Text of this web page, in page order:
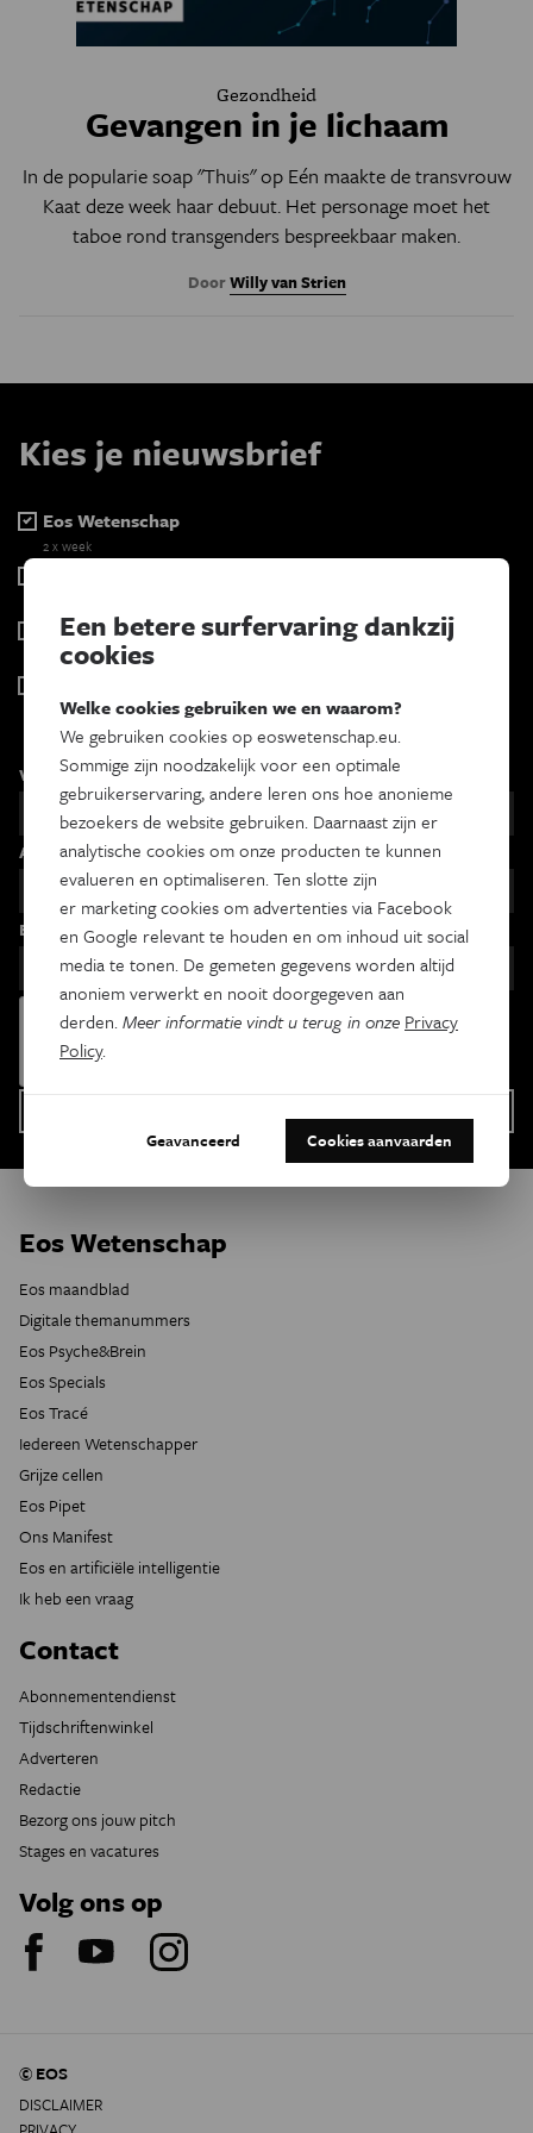
Gezondheid
Gevangen in je lichaam
In de popularie soap "Thuis" op Eén maakte de transvrouw
Kaat deze week haar debuut. Het personage moet het
taboe rond transgenders bespreekbaar maken.
DoorWilly van Strien
Kies je nieuwsbrief
Eos Wetenschap
2 x week
Psyche & brein
Tweewekelijks
Maandelijks
Voornaam
Achternaam
Email
Eos Wetenschap
Eos maandblad
Digitale themanummers
Eos Psyche&Brein
Eos Specials
Eos Tracé
Iedereen Wetenschapper
Grijze cellen
Eos Pipet
Ons Manifest
Eos en artificiële intelligentie
Ik heb een vraag
Contact
Abonnementendienst
Tijdschriftenwinkel
Adverteren
Redactie
Bezorg ons jouw pitch
Stages en vacatures
Volg ons op
© EOS
DISCLAIMER
Een betere surfervaring dankzij
cookies
Welke cookies gebruiken we en waarom?
We gebruiken cookies op eoswetenschap.eu.
Sommige zijn noodzakelijk voor een optimale
gebruikerservaring, andere leren ons hoe anonieme
bezoekers de website gebruiken. Daarnaast zijn er
analytische cookies om onze producten te kunnen
evalueren en optimaliseren. Ten slotte zijn
er marketing cookies om advertenties via Facebook
en Google relevant te houden en om inhoud uit social
media te tonen. De gemeten gegevens worden altijd
anoniem verwerkt en nooit doorgegeven aan
derden.Meer informatie vindt u terug in onze Privacy
Policy.
Geavanceerd Cookies aanvaarden